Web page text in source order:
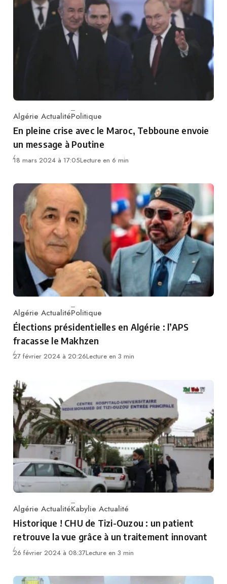
Category
Algérie ActualitéPolitique
En pleine crise avec le Maroc, Tebboune envoie
un message à Poutine
18 mars 2024 à 17:05Lecture en 6 min
Category
Algérie ActualitéPolitique
Élections présidentielles en Algérie : l’APS
fracasse le Makhzen
27 février 2024 à 20:26Lecture en 3 min
Category
Algérie ActualitéKabylie Actualité
Historique ! CHU de Tizi-Ouzou : un patient
retrouve la vue grâce à un traitement innovant
26 février 2024 à 08:37Lecture en 3 min